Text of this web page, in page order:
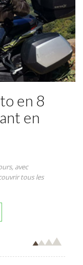
en 8
en
avec
tous les